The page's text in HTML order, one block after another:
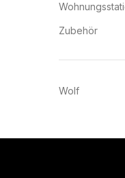
Zubehör
Wolf